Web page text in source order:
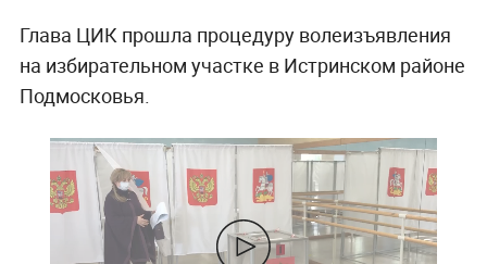
Глава ЦИК прошла процедуру волеизъявления
на избирательном участке в Истринском районе
Подмосковья.